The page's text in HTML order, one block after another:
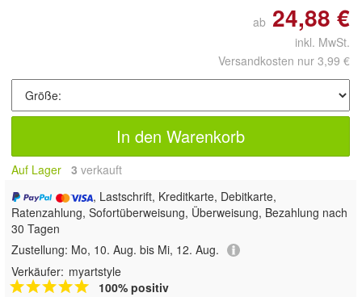
ab 24,88 €
inkl. MwSt.
Versandkosten nur 3,99 €
In den Warenkorb
Auf Lager 3 verkauft
, Lastschrift, Kreditkarte, Debitkarte,
Ratenzahlung, Sofortüberweisung, Überweisung, Bezahlung nach
30 Tagen
Zustellung: Mo, 10. Aug. bis Mi, 12. Aug.
Verkäufer: myartstyle
100% positiv